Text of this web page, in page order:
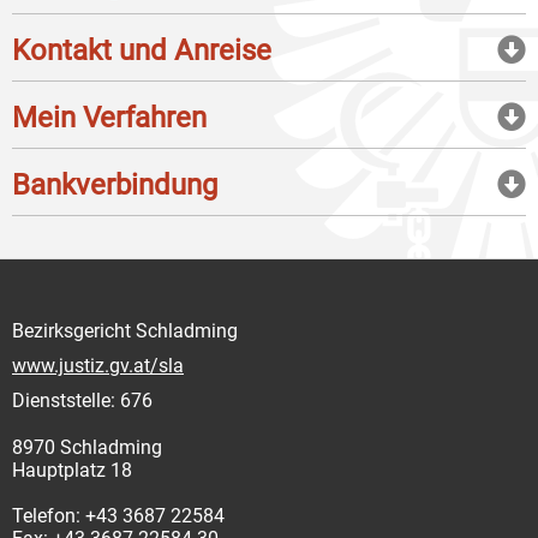
Kontakt und Anreise
Mein Verfahren
Bankverbindung
Bezirksgericht Schladming
www.justiz.gv.at/sla
Dienststelle: 676
8970 Schladming
Hauptplatz 18
Telefon: +43 3687 22584